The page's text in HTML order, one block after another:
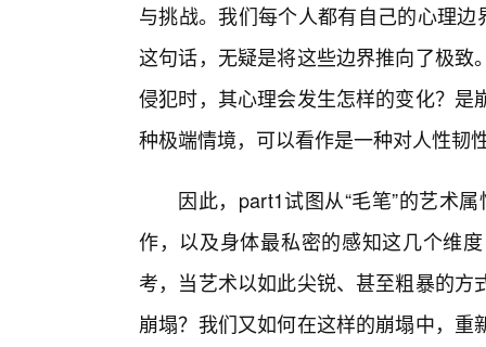
与挑战。我们每个人都有自己的心理
这句话，无疑是将这些边界推向了极
侵犯时，其心理会发生怎样的变化？
种极端情境，可以看作是一种对人性韧
因此，part1试图从“毛笔”的艺术
作，以及身体最私密的感知这几个维
考，当艺术以如此尖锐、甚至粗暴的
崩塌？我们又如何在这样的崩塌中，